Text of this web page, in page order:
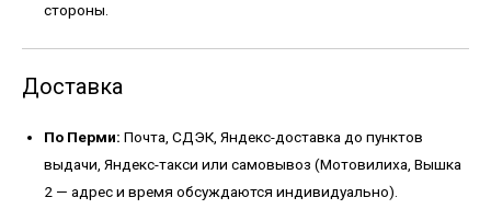
стороны.
Доставка
По Перми: Почта, СДЭК, Яндекс-доставка до пунктов
выдачи, Яндекс-такси или самовывоз (Мотовилиха, Вышка
2 — адрес и время обсуждаются индивидуально).